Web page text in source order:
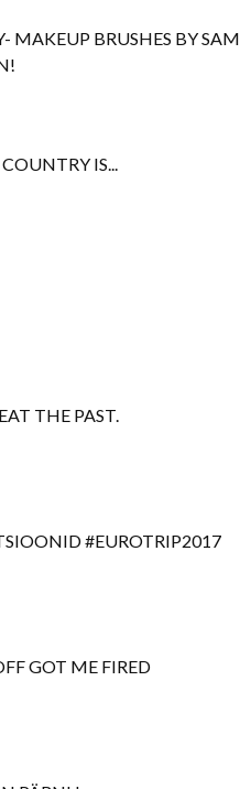
MAKEUP BRUSHES BY SAM
IS...
THE PAST.
#EUROTRIP2017
GOT ME FIRED